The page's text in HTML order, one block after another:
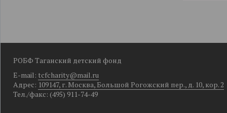
РОБФ Таганский детский фонд
E-mail: tcfcharity@mail.ru
Адрес: 109147, г. Москва, Большой Рогожский пер., д. 10, кор. 2
Тел./факс: (495) 911-74-49